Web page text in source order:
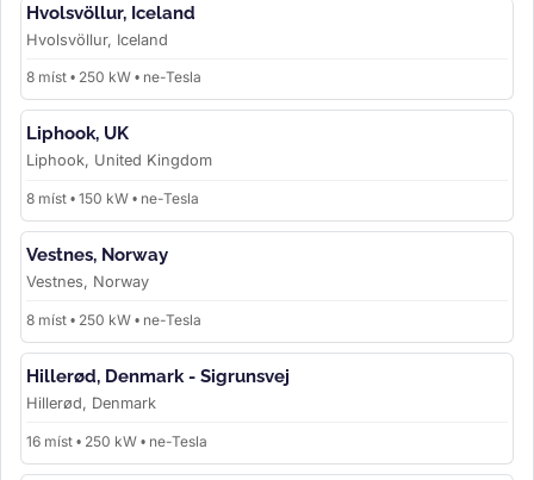
Hvolsvöllur, Iceland
Hvolsvöllur, Iceland
8 míst • 250 kW • ne-Tesla
Liphook, UK
Liphook, United Kingdom
8 míst • 150 kW • ne-Tesla
Vestnes, Norway
Vestnes, Norway
8 míst • 250 kW • ne-Tesla
Hillerød, Denmark - Sigrunsvej
Hillerød, Denmark
16 míst • 250 kW • ne-Tesla